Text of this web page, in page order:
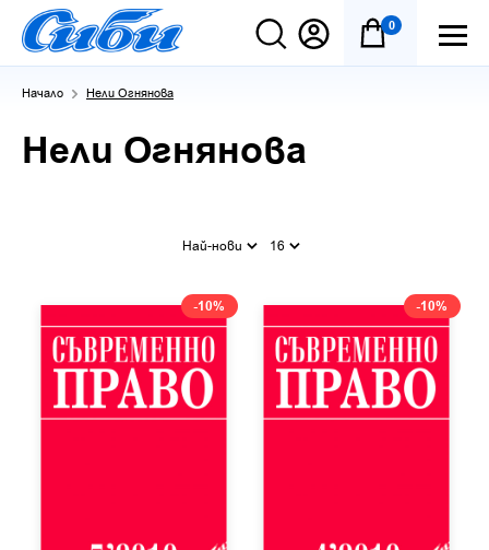
0
Начало Нели Огнянова
Нели Огнянова
Най-нови 16
-10% -10%